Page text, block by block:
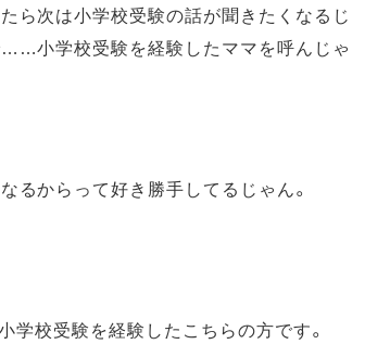
ら次は小学校受験の話が聞きたくなるじ
小学校受験を経験したママを呼んじゃ
るからって好き勝手してるじゃん。
学校受験を経験したこちらの方です。